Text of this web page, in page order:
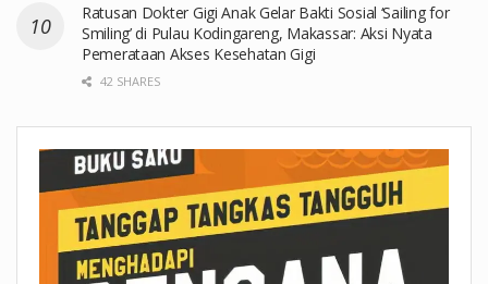
Ratusan Dokter Gigi Anak Gelar Bakti Sosial ‘Sailing for
Smiling’ di Pulau Kodingareng, Makassar: Aksi Nyata
Pemerataan Akses Kesehatan Gigi
42 SHARES